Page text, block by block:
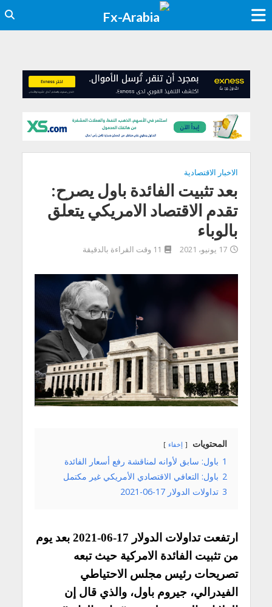
الاخبار الاقتصادية
بعد تثبيت الفائدة باول يصرح:
تقدم الاقتصاد الامريكي يتعلق
بالوباء
17 يونيو، 2021 11 وقت القراءة بالدقيقة
المحتويات إخفاء
1 باول: سابق لأوانه لمناقشة رفع أسعار الفائدة
2 باول: التعافي الاقتصادي الأمريكي غير مكتمل
3 تداولات الدولار 17-06-2021
ارتفعت تداولات الدولار 17-06-2021 بعد يوم
من تثبيت الفائدة الامركية حيث تبعه
تصريحات رئيس مجلس الاحتياطي
الفيدرالي، جيروم باول، والذي قال إن